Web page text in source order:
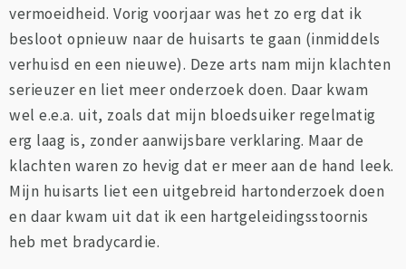
vermoeidheid. Vorig voorjaar was het zo erg dat ik
besloot opnieuw naar de huisarts te gaan (inmiddels
verhuisd en een nieuwe). Deze arts nam mijn klachten
serieuzer en liet meer onderzoek doen. Daar kwam
wel e.e.a. uit, zoals dat mijn bloedsuiker regelmatig
erg laag is, zonder aanwijsbare verklaring. Maar de
klachten waren zo hevig dat er meer aan de hand leek.
Mijn huisarts liet een uitgebreid hartonderzoek doen
en daar kwam uit dat ik een hartgeleidingsstoornis
heb met bradycardie.